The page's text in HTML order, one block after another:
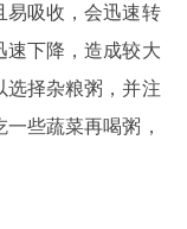
易吸收，会迅速转
速下降，造成较大
选择杂粮粥，并注
些蔬菜再喝粥，